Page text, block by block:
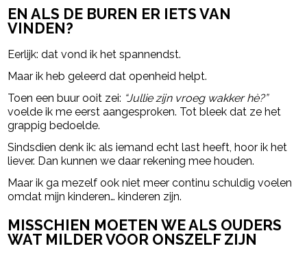
EN ALS DE BUREN ER IETS VAN
VINDEN?
Eerlijk: dat vond ik het spannendst.
Maar ik heb geleerd dat openheid helpt.
Toen een buur ooit zei: “Jullie zijn vroeg wakker hè?”
voelde ik me eerst aangesproken. Tot bleek dat ze het
grappig bedoelde.
Sindsdien denk ik: als iemand echt last heeft, hoor ik het
liever. Dan kunnen we daar rekening mee houden.
Maar ik ga mezelf ook niet meer continu schuldig voelen
omdat mijn kinderen… kinderen zijn.
MISSCHIEN MOETEN WE ALS OUDERS
WAT MILDER VOOR ONSZELF ZIJN